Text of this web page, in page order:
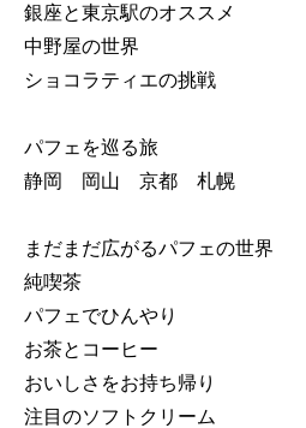
銀座と東京駅のオススメ
中野屋の世界
ショコラティエの挑戦
パフェを巡る旅
静岡 岡山 京都 札幌
まだまだ広がるパフェの世界
純喫茶
パフェでひんやり
お茶とコーヒー
おいしさをお持ち帰り
注目のソフトクリーム